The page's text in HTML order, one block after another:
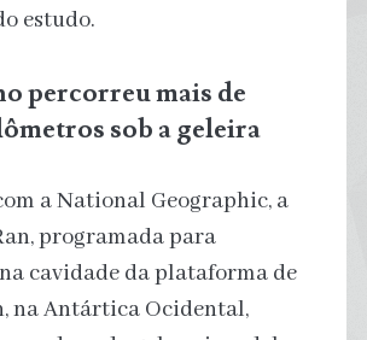
estudo.
percorreu mais de
sob a geleira
a National Geographic, a
programada para
cavidade da plataforma de
na Antártica Ocidental,